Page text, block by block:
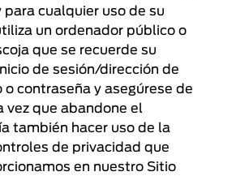
cualquier uso de su
un ordenador público o
que se recuerde su
de sesión/dirección de
contraseña y asegúrese de
vez que abandone el
también hacer uso de la
de privacidad que
en nuestro Sitio